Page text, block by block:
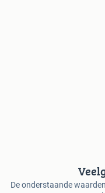
De onderstaande